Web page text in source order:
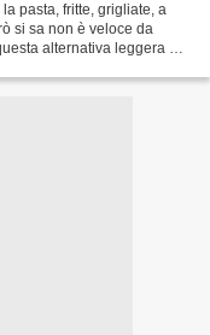
pasta, fritte, grigliate, a
si sa non è veloce da
alternativa leggera e